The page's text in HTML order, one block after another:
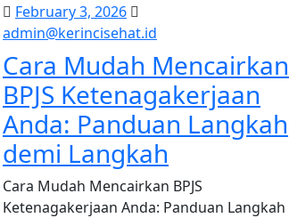
February 3, 2026February
3,
2026
admin@kerincisehat.id
Cara Mudah Mencairkan
BPJS Ketenagakerjaan
Anda: Panduan Langkah
demi Langkah
Cara Mudah Mencairkan BPJS
Ketenagakerjaan Anda: Panduan Langkah